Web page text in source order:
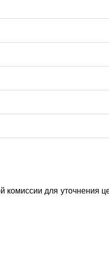
комиссии для уточнения